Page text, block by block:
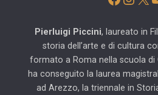
Pierluigi Piccini, laureato in
storia dell’arte e di cultura
formato a Roma nella scuola di
ha conseguito la laurea
ad Arezzo, la triennale in